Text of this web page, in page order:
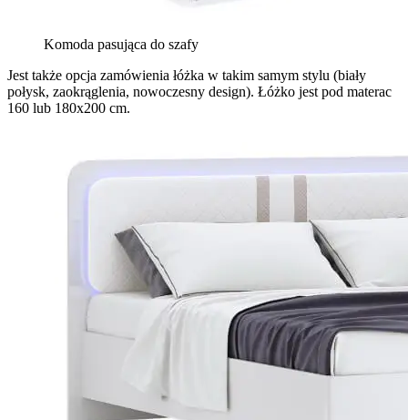
Komoda pasująca do szafy
Jest także opcja zamówienia łóżka w takim samym stylu (biały
połysk, zaokrąglenia, nowoczesny design). Łóżko jest pod materac
160 lub 180x200 cm.